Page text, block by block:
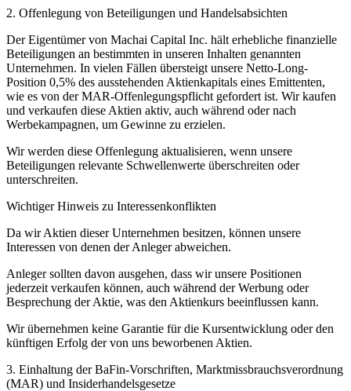
2. Offenlegung von Beteiligungen und Handelsabsichten
Der Eigentümer von Machai Capital Inc. hält erhebliche finanzielle
Beteiligungen an bestimmten in unseren Inhalten genannten
Unternehmen. In vielen Fällen übersteigt unsere Netto-Long-
Position 0,5% des ausstehenden Aktienkapitals eines Emittenten,
wie es von der MAR-Offenlegungspflicht gefordert ist. Wir kaufen
und verkaufen diese Aktien aktiv, auch während oder nach
Werbekampagnen, um Gewinne zu erzielen.
Wir werden diese Offenlegung aktualisieren, wenn unsere
Beteiligungen relevante Schwellenwerte überschreiten oder
unterschreiten.
Wichtiger Hinweis zu Interessenkonflikten
Da wir Aktien dieser Unternehmen besitzen, können unsere
Interessen von denen der Anleger abweichen.
Anleger sollten davon ausgehen, dass wir unsere Positionen
jederzeit verkaufen können, auch während der Werbung oder
Besprechung der Aktie, was den Aktienkurs beeinflussen kann.
Wir übernehmen keine Garantie für die Kursentwicklung oder den
künftigen Erfolg der von uns beworbenen Aktien.
3. Einhaltung der BaFin-Vorschriften, Marktmissbrauchsverordnung
(MAR) und Insiderhandelsgesetze